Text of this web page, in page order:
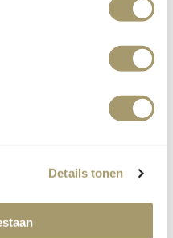
Details tonen